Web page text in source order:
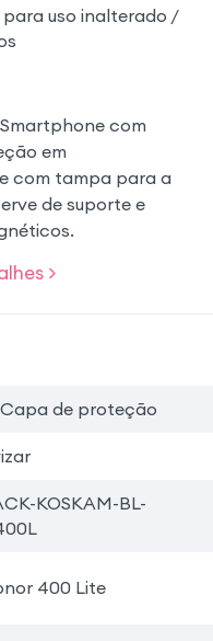
uso inalterado /
com
em
com tampa para a
de suporte e
>
Capa de proteção
KOSKAM-BL-
400 Lite